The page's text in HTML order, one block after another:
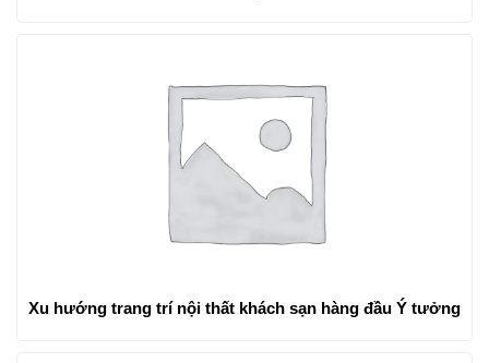
Xu hướng trang trí nội thất khách sạn hàng đầu Ý tưởng